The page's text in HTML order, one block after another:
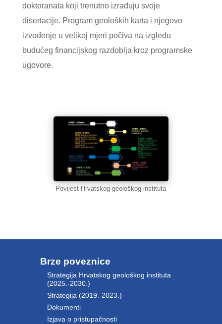
doktoranata koji trenutno izrađuju svoje
disertacije. Program geoloških karta i njegovo
izvođenje u velikoj mjeri počiva na izgledu
budućeg financijskog razdoblja kroz programske
ugovore.
Povijest Hrvatskog geološkog instituta
Brze poveznice
Strategija Hrvatskog geološkog instituta
(2025.-2030.)
Strategija (2019.-2023.)
Dokumenti
Izjava o pristupačnosti